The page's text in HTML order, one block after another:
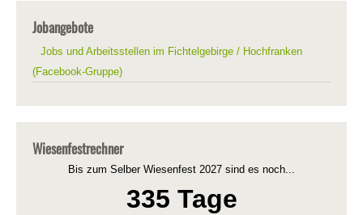
Jobangebote
Jobs und Arbeitsstellen im Fichtelgebirge / Hochfranken
(Facebook-Gruppe)
Wiesenfestrechner
Bis zum Selber Wiesenfest 2027 sind es noch...
335 Tage